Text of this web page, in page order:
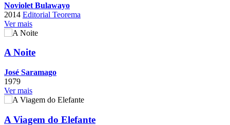
Noviolet Bulawayo
2014 Editorial Teorema
Ver mais
A Noite
José Saramago
1979
Ver mais
A Viagem do Elefante